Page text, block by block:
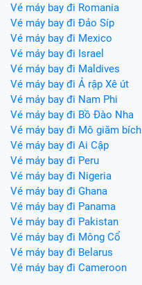
Vé máy bay đi Romania
Vé máy bay đi Đảo Síp
Vé máy bay đi Mexico
Vé máy bay đi Israel
Vé máy bay đi Maldives
Vé máy bay đi Ả rập Xê út
Vé máy bay đi Nam Phi
Vé máy bay đi Bồ Đào Nha
Vé máy bay đi Mô giăm bích
Vé máy bay đi Ai Cập
Vé máy bay đi Peru
Vé máy bay đi Nigeria
Vé máy bay đi Ghana
Vé máy bay đi Panama
Vé máy bay đi Pakistan
Vé máy bay đi Mông Cổ
Vé máy bay đi Belarus
Vé máy bay đi Cameroon